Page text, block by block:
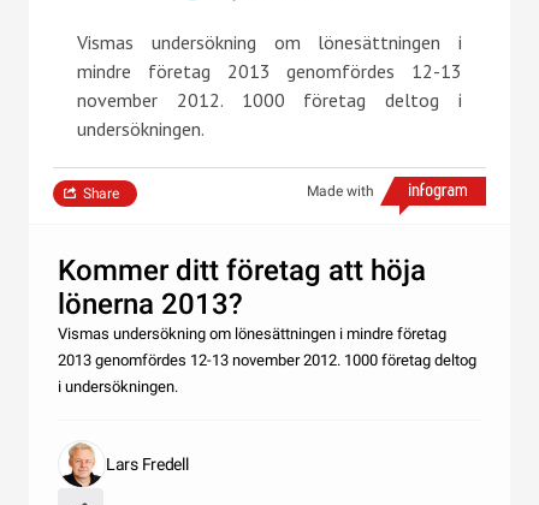
Vismas undersökning om lönesättningen i
mindre företag 2013 genomfördes 12-13
november 2012. 1000 företag deltog i
undersökningen.
Made with
Share
Kommer ditt företag att höja
lönerna 2013?
Vismas undersökning om lönesättningen i mindre företag
2013 genomfördes 12-13 november 2012. 1000 företag deltog
i undersökningen.
Lars Fredell